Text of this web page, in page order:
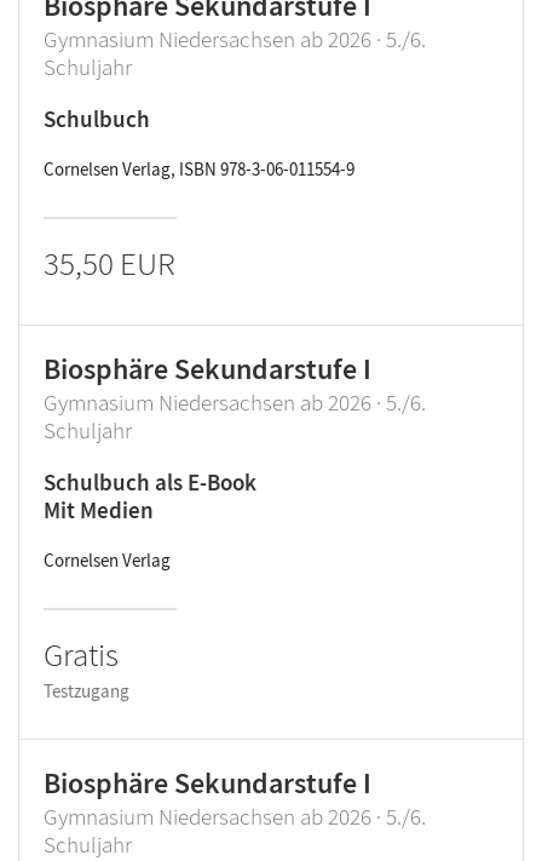
Gymnasium Niedersachsen ab 2026 · 5./6.
Schuljahr
Schulbuch
Cornelsen Verlag, ISBN 978-3-06-011554-9
35,50 EUR
Biosphäre Sekundarstufe I
Gymnasium Niedersachsen ab 2026 · 5./6.
Schuljahr
Schulbuch als E-Book
Mit Medien
Cornelsen Verlag
Gratis
Testzugang
Biosphäre Sekundarstufe I
Gymnasium Niedersachsen ab 2026 · 5./6.
Schuljahr